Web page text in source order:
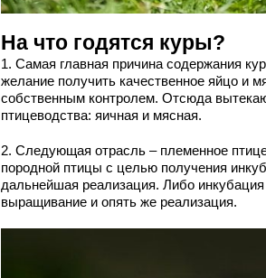
На что годятся куры?
1. Самая главная причина содержания
желание получить качественное яйцо и
собственным контролем. Отсюда
птицеводства: яичная и мясная.
2. Следующая отрасль – племенное
породной птицы с целью получения
дальнейшая реализация. Либо
выращивание и опять же реализация.